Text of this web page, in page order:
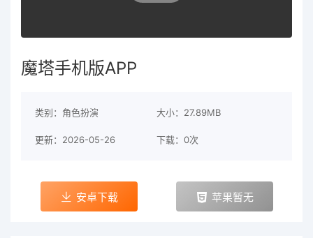
魔塔手机版APP
类别：角色扮演 大小：27.89MB
更新：2026-05-26 下载：0次
安卓下载 苹果暂无